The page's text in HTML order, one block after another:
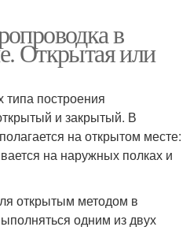
в
Открытая или
построения
и закрытый. В
на открытом месте:
на наружных полках и
открытым методом в
одним из двух